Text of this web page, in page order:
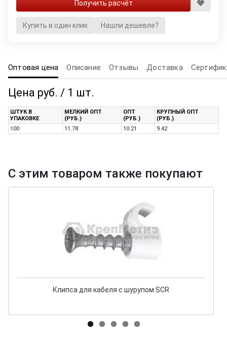
Купить в один клик Нашли дешевле?
Оптовая цена Описание Отзывы Доставка
Цена руб. / 1 шт.
ШТУК В
УПАКОВКЕ
МЕЛКИЙ ОПТ
(РУБ.)
ОПТ
(РУБ.)
КРУПНЫЙ ОПТ
(РУБ.)
100
11.78 10.21 9.42
С этим товаром также покупают
Клипса для кабеля с шурупом SCR